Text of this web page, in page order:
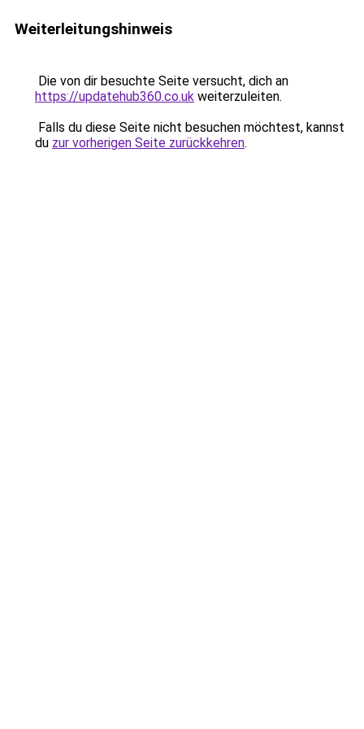
Weiterleitungshinweis
Die von dir besuchte Seite versucht, dich an
https://updatehub360.co.uk weiterzuleiten.
Falls du diese Seite nicht besuchen möchtest, kannst
du zur vorherigen Seite zurückkehren.